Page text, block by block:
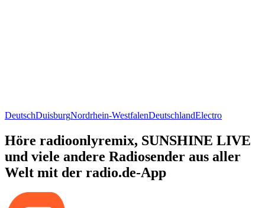
DeutschDuisburgNordrhein-WestfalenDeutschlandElectro
Höre radioonlyremix, SUNSHINE LIVE
und viele andere Radiosender aus aller
Welt mit der radio.de-App